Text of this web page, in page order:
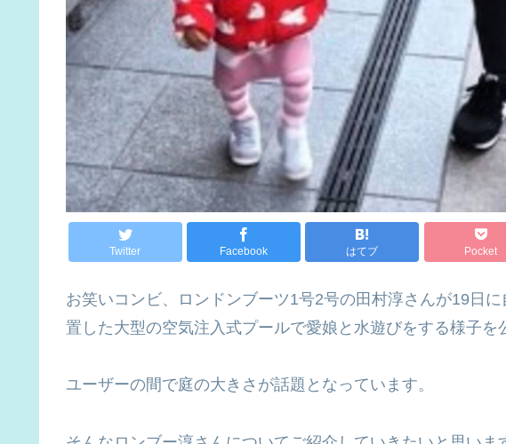
Twitter Facebook はてブ Pocket
お笑いコンビ、ロンドンブーツ1号2号の田村淳さんが19日
置した大型の空気注入式プールで愛娘と水遊びをする様子を
ユーザーの間で庭の大きさが話題となっています。